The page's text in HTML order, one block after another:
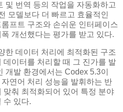
및 번역 등의 작업을 자동화하고
모델보다 더 빠르고 효율적인
프트 구조와 손쉬운 인터페이스
개선했다는 평가를 받고 있다.
한 데이터 처리에 최적화된 구조
데이터를 처리할 때 그 진가를 발
개발 환경에서는 Codex 5.3이
연어 처리 성능을 발휘하는 반
맞춰 최적화되어 있어 특정 분야
수 있다.